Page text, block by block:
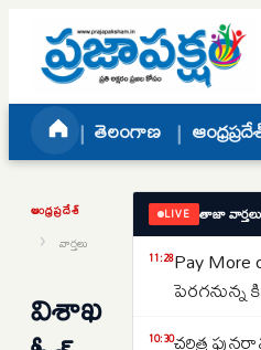
Skip to content
తెలంగాణ
ఆంధ్రప్రదేశ్
› వార్తలు
విశాఖ
LIVE తాజా వార్తలు
11:28Pay
పెరగనున్న
10:30చరిత్ర